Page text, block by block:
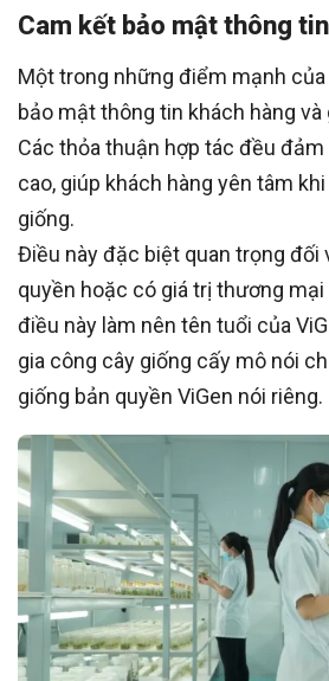
Cam kết bảo mật thông
Một trong những điểm mạnh của
bảo mật thông tin khách hàng và
Các thỏa thuận hợp tác đều
cao, giúp khách hàng yên tâm
giống.
Điều này đặc biệt quan trọng đối
quyền hoặc có giá trị thương mại
điều này làm nên tên tuổi của
gia công cây giống cấy mô nói
giống bản quyền ViGen nói riêng.